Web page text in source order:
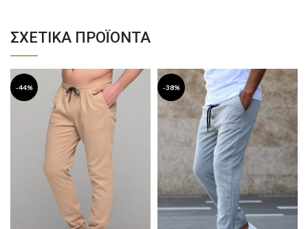
ΣΧΕΤΙΚΆ ΠΡΟΪΌΝΤΑ
-44% -38%